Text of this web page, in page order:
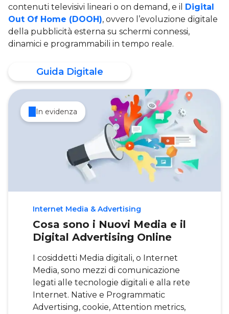
contenuti televisivi lineari o on demand, e il Digital
Out Of Home (DOOH), ovvero l’evoluzione digitale
della pubblicità esterna su schermi connessi,
dinamici e programmabili in tempo reale.
Guida Digitale
Internet Media & Advertising
Cosa sono i Nuovi Media e il
Digital Advertising Online
I cosiddetti Media digitali, o Internet
Media, sono mezzi di comunicazione
legati alle tecnologie digitali e alla rete
Internet. Native e Programmatic
Advertising, cookie, Attention metrics,
In evidenza